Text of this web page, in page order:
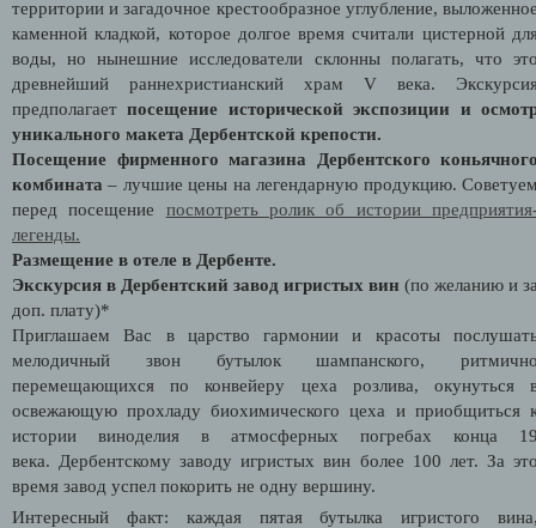
территории и загадочное крестообразное углубление,
каменной кладкой, которое долгое время считали цистерной
воды, но нынешние исследователи склонны полагать, что
древнейший раннехристианский храм V века.
предполагаетпосещение исторической экспозиции и
уникального макета Дербентской крепости.
Посещение фирменного магазина Дербентского
комбината – лучшие цены на легендарную продукцию.
перед посещение посмотреть ролик об истории
легенды.
Размещение в отеле в Дербенте.
Экскурсия в Дербентский завод игристых вин (по желанию и
доп. плату)*
Приглашаем Вас в царство гармонии и красоты
мелодичный звон бутылок шампанского,
перемещающихся по конвейеру цеха розлива, окунуться
освежающую прохладу биохимического цеха и приобщиться
истории виноделия в атмосферных погребах конца
века. Дербентскому заводу игристых вин более 100 лет. За
время завод успел покорить не одну вершину.
Интересный факт: каждая пятая бутылка игристого